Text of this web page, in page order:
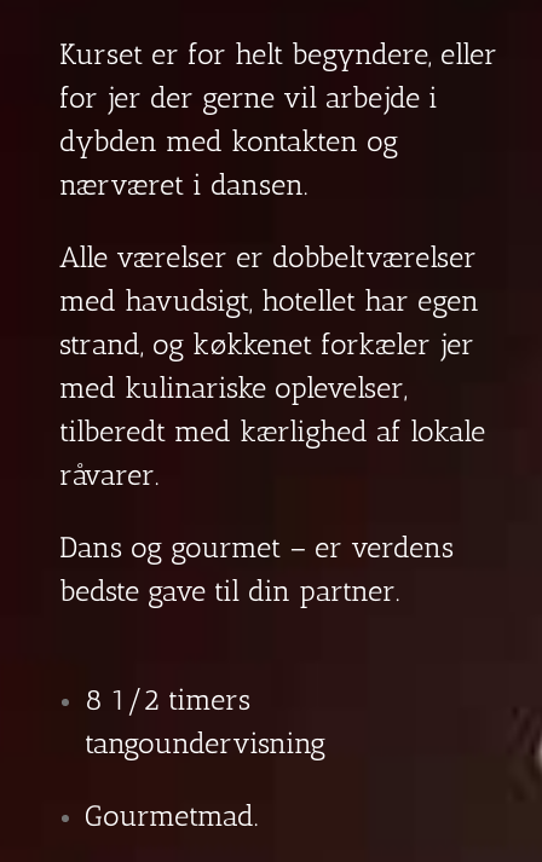
Kurset er for helt begyndere, eller
for jer der gerne vil arbejde i
dybden med kontakten og
nærværet i dansen.
Alle værelser er dobbeltværelser
med havudsigt, hotellet har egen
strand, og køkkenet forkæler jer
med kulinariske oplevelser,
tilberedt med kærlighed af lokale
råvarer.
Dans og gourmet – er verdens
bedste gave til din partner.
8 1/2 timers
tangoundervisning
Gourmetmad.